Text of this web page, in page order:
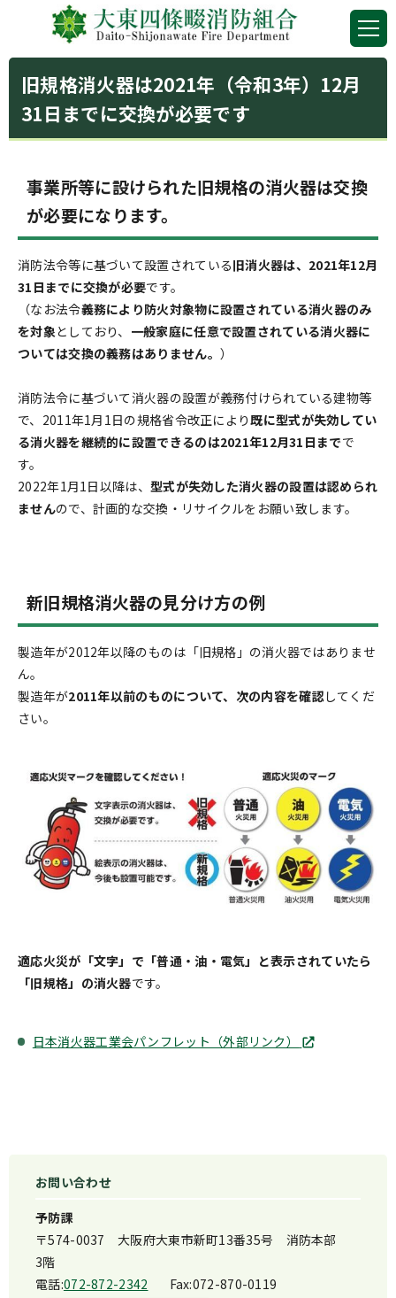
旧規格消火器は2021年（令和3年）12月
31日までに交換が必要です
事業所等に設けられた旧規格の消火器は交換
が必要になります。
消防法令等に基づいて設置されている旧消火器は、2021年12月
31日までに交換が必要です。
（なお法令義務により防火対象物に設置されている消火器のみ
を対象としており、 一般家庭に任意で設置されている消火器に
ついては交換の義務はありません。 ）
消防法令に基づいて消火器の設置が義務付けられている建物等
で、2011年1月1日の規格省令改正により既に型式が失効してい
る消火器を継続的に設置できるのは2021年12月31日までで
す。
2022年1月1日以降は、 型式が失効した消火器の設置は認められ
ませんので、計画的な交換・リサイクルをお願い致します。
新旧規格消火器の見分け方の例
製造年が2012年以降のものは「旧規格」の消火器ではありませ
ん。
製造年が2011年以前のものについて、次の内容を確認 してくだ
さい。
適応火災が「文字」で「普通・油・電気」と表示されていたら
「旧規格」の消火器です。
日本消火器工業会パンフレット（外部リンク）
お問い合わせ
予防課
電話:072-872-2342 Fax:072-870-0119
〒574-0037 大阪府大東市新町13番35号 消防本部
3階